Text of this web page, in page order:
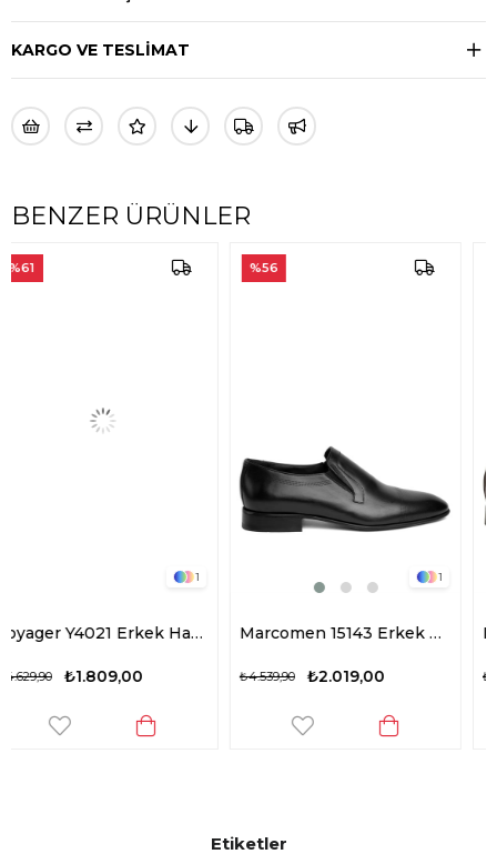
KARGO VE TESLİMAT
BENZER ÜRÜNLER
Voyager Y4021 Erkek Hakiki Deri Klasik Ayakkabı Taba Marcomen 15143 Erkek Hakiki Deri Klasik Ayakkabı Siyah
₺4.539,90 ₺4.539,90
Etiketler